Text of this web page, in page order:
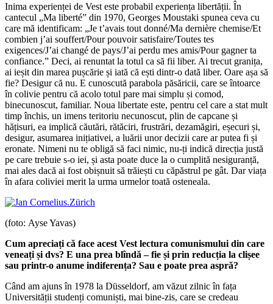
Inima experienței de Vest este probabil experiența libertății. În
cantecul „Ma liberté” din 1970, Georges Moustaki spunea ceva cu
care mă identificam: „Je t’avais tout donné/Ma dernière chemise/Et
combien j’ai souffert/Pour pouvoir satisfaire/Toutes tes
exigences/J’ai changé de pays/J’ai perdu mes amis/Pour gagner ta
confiance.” Deci, ai renuntat la totul ca să fii liber. Ai trecut granița,
ai ieșit din marea pușcărie și iată că ești dintr-o dată liber. Oare așa să
fie? Desigur că nu. E cunoscută parabola păsăricii, care se întoarce
în colivie pentru că acolo totul pare mai simplu și comod,
binecunoscut, familiar. Noua libertate este, pentru cel care a stat mult
timp închis, un imens teritoriu necunoscut, plin de capcane și
hățisuri, ea implică căutări, rătăciri, frustrări, dezamăgiri, eșecuri și,
desigur, asumarea inițiativei, a luării unor decizii care ar putea fi și
eronate. Nimeni nu te obligă să faci nimic, nu-ți indică direcția justă
pe care trebuie s-o iei, și asta poate duce la o cumplită nesiguranță,
mai ales dacă ai fost obișnuit să trăiești cu căpăstrul pe gât. Dar viața
în afara coliviei merit la urma urmelor toată osteneala.
(foto: Ayse Yavas)
Cum apreciați că face acest Vest lectura comunismului din care
veneați și dvs? E una prea blîndă – fie și prin reducția la clișee
sau printr-o anume indiferența? Sau e poate prea aspră?
Când am ajuns în 1978 la Düsseldorf, am văzut zilnic în fața
Universității studenți comuniști, mai bine-zis, care se credeau